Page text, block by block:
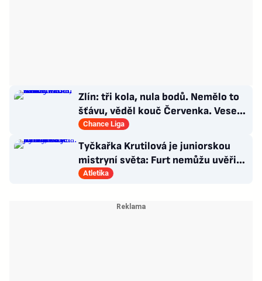
Zlín: tři kola, nula bodů. Nemělo to
šťávu, věděl kouč Červenka. Veselý
dostal dárek
Chance Liga
Tyčkařka Krutilová je juniorskou
mistryní světa: Furt nemůžu uvěřit,
co se stalo!
Atletika